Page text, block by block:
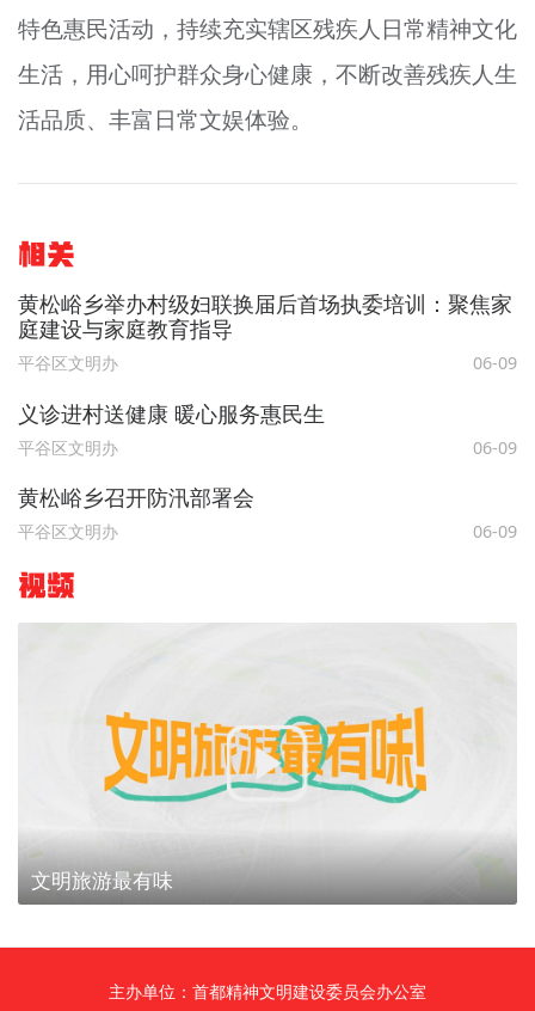
特色惠民活动，持续充实辖区残疾人日常精神文化
生活，用心呵护群众身心健康，不断改善残疾人生
活品质、丰富日常文娱体验。
相关
黄松峪乡举办村级妇联换届后首场执委培训：聚焦家
庭建设与家庭教育指导
平谷区文明办 06-09
义诊进村送健康 暖心服务惠民生
平谷区文明办 06-09
黄松峪乡召开防汛部署会
平谷区文明办 06-09
视频
文明旅游最有味
主办单位：首都精神文明建设委员会办公室